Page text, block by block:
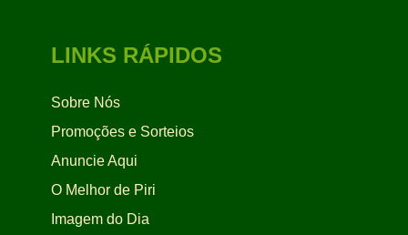
LINKS RÁPIDOS
Sobre Nós
Promoções e Sorteios
Anuncie Aqui
O Melhor de Piri
Imagem do Dia